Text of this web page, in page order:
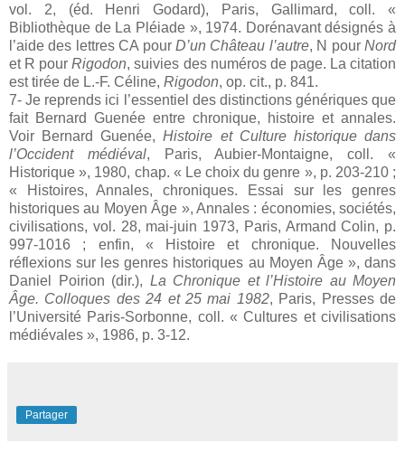
vol. 2, (éd. Henri Godard), Paris, Gallimard, coll. «
Bibliothèque de La Pléiade », 1974. Dorénavant désignés à
l’aide des lettres CA pour D’un Château l’autre, N pourNord
et R pourRigodon, suivies des numéros de page. La citation
est tirée de L.-F. Céline, Rigodon, op. cit., p. 841.
7- Je reprends ici l’essentiel des distinctions génériques que
fait Bernard Guenée entre chronique, histoire et annales.
Voir Bernard Guenée,Histoire et Culture historique dans
l’Occident médiéval, Paris, Aubier-Montaigne, coll. «
Historique », 1980, chap. « Le choix du genre », p. 203-210 ;
« Histoires, Annales, chroniques. Essai sur les genres
historiques au Moyen Âge », Annales : économies, sociétés,
civilisations, vol. 28, mai-juin 1973, Paris, Armand Colin, p.
997-1016 ; enfin, « Histoire et chronique. Nouvelles
réflexions sur les genres historiques au Moyen Âge », dans
Daniel Poirion (dir.), La Chronique et l’Histoire au Moyen
Âge. Colloques des 24 et 25 mai 1982, Paris, Presses de
l’Université Paris-Sorbonne, coll. « Cultures et civilisations
médiévales », 1986, p. 3-12.
Partager